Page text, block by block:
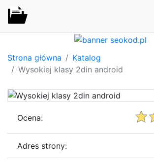
Strona główna
Katalog
Wysokiej klasy 2din android
Ocena:
Adres strony: